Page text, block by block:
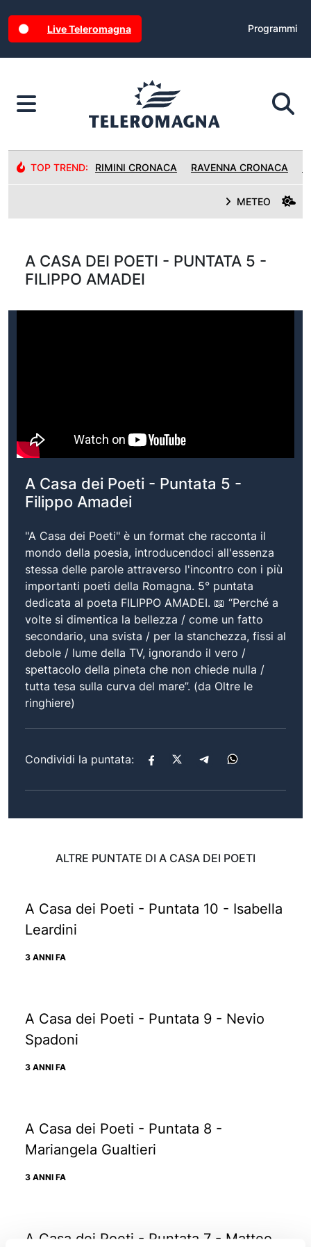
Live Teleromagna Programmi
TOP TREND: RIMINI CRONACA RAVENNA CRONACA
METEO
A CASA DEI POETI - PUNTATA 5 -
FILIPPO AMADEI
A Casa dei Poeti - Puntata 5 -
Filippo Amadei
"A Casa dei Poeti" è un format che racconta il
mondo della poesia, introducendoci all'essenza
stessa delle parole attraverso l'incontro con i più
importanti poeti della Romagna. 5° puntata
dedicata al poeta FILIPPO AMADEI. 📖 “Perché a
volte si dimentica la bellezza / come un fatto
secondario, una svista / per la stanchezza, fissi al
debole / lume della TV, ignorando il vero /
spettacolo della pineta che non chiede nulla /
tutta tesa sulla curva del mare”. (da Oltre le
ringhiere)
Condividi la puntata:
ALTRE PUNTATE DI A CASA DEI POETI
A Casa dei Poeti - Puntata 10 - Isabella
Leardini
3 ANNI FA
A Casa dei Poeti - Puntata 9 - Nevio
Spadoni
3 ANNI FA
A Casa dei Poeti - Puntata 8 -
Mariangela Gualtieri
3 ANNI FA
A Casa dei Poeti - Puntata 7 - Matteo